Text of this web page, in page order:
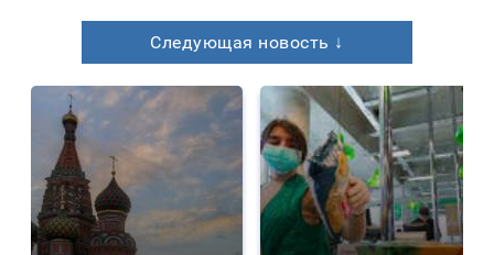
Следующая новость ↓